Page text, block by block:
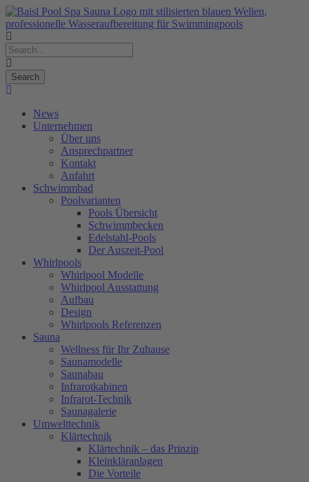
News
Unternehmen
Über uns
Ansprechpartner
Kontakt
Anfahrt
Schwimmbad
Poolvarianten
Pools Übersicht
Schwimmbecken
Edelstahl-Pools
Der Auszeit-Pool
Whirlpools
Whirlpool Modelle
Whirlpool Ausstattung
Aufbau
Design
Whirlpools Referenzen
Sauna
Wellness für Ihr Zuhause
Saunamodelle
Saunabau
Infrarotkabinen
Infrarot-Technik
Saunagalerie
Umwelttechnik
Klärtechnik
Klärtechnik – das Prinzip
Kleinkläranlagen
Die Vorteile